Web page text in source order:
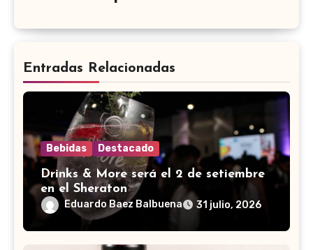
Entradas Relacionadas
Bebidas Destacado
Drinks & More será el 2 de setiembre
en el Sheraton
Eduardo Baez Balbuena 31 julio, 2026